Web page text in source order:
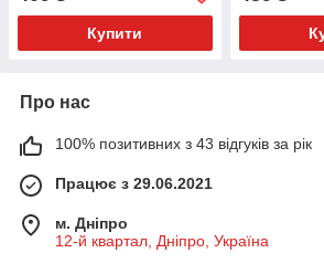
Купити
Про нас
100% позитивних з 43 відгуків за рік
Працює з 29.06.2021
м. Дніпро
12-й квартал, Дніпро, Україна